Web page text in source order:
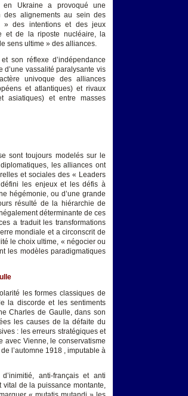
en Ukraine a provoqué une
des alignements au sein des
» des intentions et des jeux
et de la riposte nucléaire, la
sens ultime » des alliances.
son réflexe d’indépendance
vassalité paralysante vis
univoque des alliances
et atlantiques) et rivaux
asiatiques) et entre masses
sont toujours modelés sur le
les alliances ont
et sociales des « Leaders
les enjeux et les défis à
hégémonie, ou d’une grande
résulté de la hiérarchie de
déterminante de ces
a traduit les transformations
mondiale et a circonscrit de
le choix ultime, « négocier ou
les modèles paradigmatiques
les formes classiques de
la discorde et les sentiments
Charles de Gaulle, dans son
les causes de la défaite du
: les erreurs stratégiques et
avec Vienne, le conservatisme
l’automne 1918 , imputable à
anti-français et anti
vital de la puissance montante,